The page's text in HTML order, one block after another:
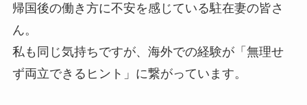
帰国後の働き方に不安を感じている駐在妻の皆さ
ん。
私も同じ気持ちですが、海外での経験が「無理せ
ず両立できるヒント」に繋がっています。